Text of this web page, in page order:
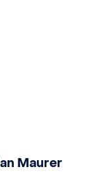
Maurer